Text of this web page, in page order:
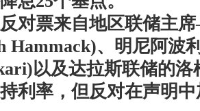
对票来自地区联储主
Hammack)、明尼阿波
以及达拉斯联储的
利率，但反对在声明